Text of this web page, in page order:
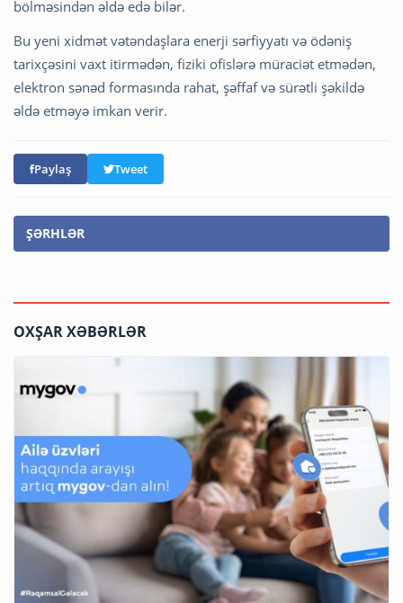
bölməsindən əldə edə bilər.
Bu yeni xidmət vətəndaşlara enerji sərfiyyatı və ödəniş
tarixçəsini vaxt itirmədən, fiziki ofislərə müraciət etmədən,
elektron sənəd formasında rahat, şəffaf və sürətli şəkildə
əldə etməyə imkan verir.
Paylaş Tweet
ŞƏRHLƏR
OXŞAR XƏBƏRLƏR